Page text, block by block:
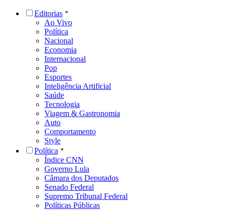
Editorias
Ao Vivo
Política
Nacional
Economia
Internacional
Pop
Esportes
Inteligência Artificial
Saúde
Tecnologia
Viagem & Gastronomia
Auto
Comportamento
Style
Política
Índice CNN
Governo Lula
Câmara dos Deputados
Senado Federal
Supremo Tribunal Federal
Políticas Públicas